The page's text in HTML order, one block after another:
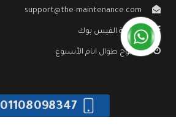
support@the-maintenance.com
صفحة الفيس بوك
مفتوح طوال ايام الأسبوع
01108098347